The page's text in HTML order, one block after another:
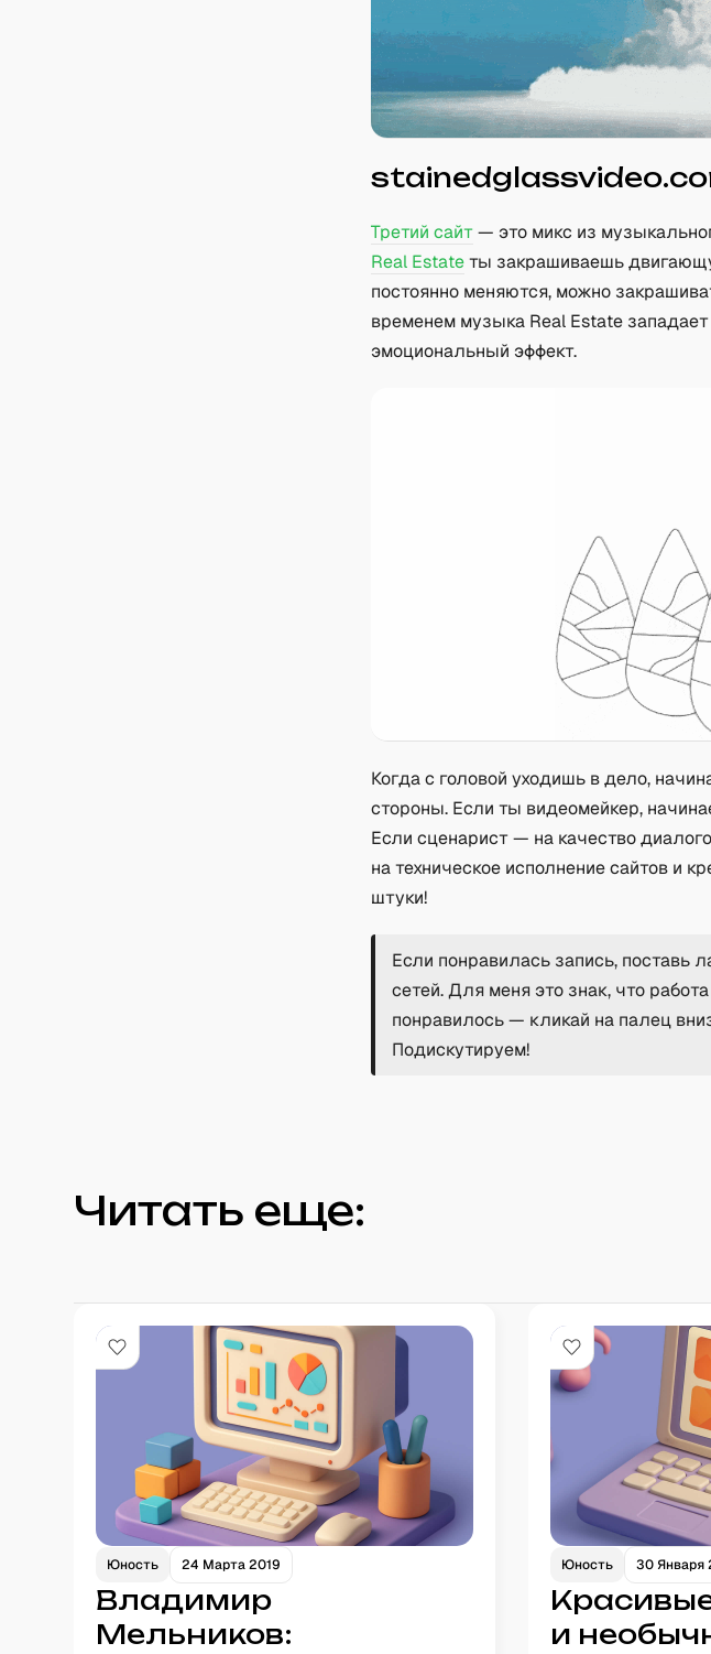
Третий сайт— это микс из
Real Estateты закрашиваешь
постоянно меняются, можно
временем музыка Real Estate
эмоциональный эффект.
Когда с головой уходишь в дело,
стороны. Если ты видеомейкер,
Если сценарист — на качество
на техническое исполнение сайтов и
штуки!
Если понравилась запись, поставь
сетей. Для меня это знак, что
понравилось — кликай на палец
Подискутируем!
Читать еще:
Юность 24 Марта 2019
Владимир
Мельников:
Юность 30 Января
и